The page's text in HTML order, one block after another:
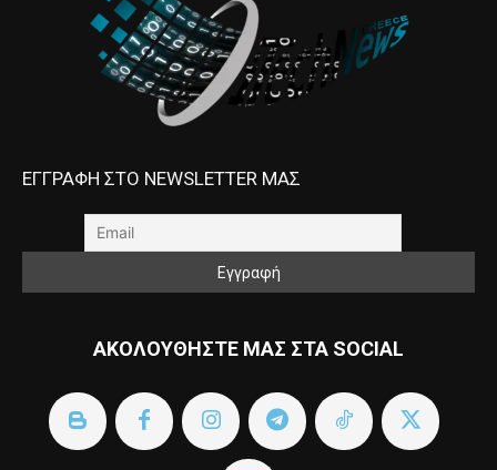
ΕΓΓΡΑΦΗ ΣΤΟ NEWSLETTER ΜΑΣ
ΑΚΟΛΟΥΘΗΣΤΕ ΜΑΣ ΣΤΑ SOCIAL